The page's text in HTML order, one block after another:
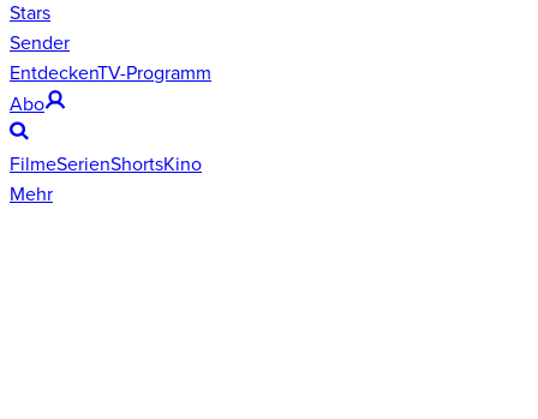
Stars
Sender
EntdeckenTV-Programm
Abo
FilmeSerienShortsKino
Mehr